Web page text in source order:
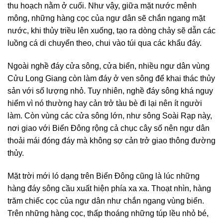
thu hoạch nằm ở cuối. Như vậy, giữa mặt nước mênh
mông, những hàng cọc của ngư dân sẽ chắn ngang mặt
nước, khi thủy triều lên xuống, tạo ra dòng chảy sẽ dẫn các
luồng cá di chuyển theo, chui vào túi qua các khẩu đáy.
Ngoài nghề đáy cửa sông, cửa biển, nhiều ngư dân vùng
Cửu Long Giang còn làm đáy ở ven sông để khai thác thủy
sản với số lượng nhỏ. Tuy nhiên, nghề đáy sông khá nguy
hiểm vì nó thường hay cản trở tàu bè đi lại nên ít người
làm. Còn vùng các cửa sông lớn, như sông Soài Rạp này,
nơi giao với Biển Đông rộng cả chục cây số nên ngư dân
thoải mái đóng đáy mà không sợ cản trở giao thông đường
thủy.
Mặt trời mới ló dạng trên Biển Đông cũng là lúc những
hàng đáy sông cầu xuất hiện phía xa xa. Thoạt nhìn, hàng
trăm chiếc cọc của ngư dân như chắn ngang vùng biển.
Trên những hàng cọc, thấp thoáng những túp lều nhỏ bé,